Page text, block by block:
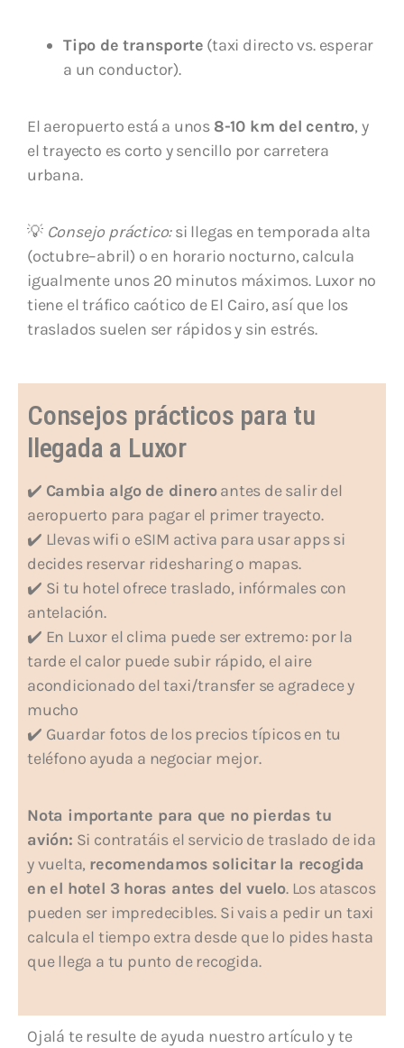
Tipo de transporte (taxi directo vs. esperar
a un conductor).
El aeropuerto está a unos 8-10 km del centro, y
el trayecto es corto y sencillo por carretera
urbana.
💡 Consejo práctico:si llegas en temporada alta
(octubre–abril) o en horario nocturno, calcula
igualmente unos 20 minutos máximos. Luxor no
tiene el tráfico caótico de El Cairo, así que los
traslados suelen ser rápidos y sin estrés.
Consejos prácticos para tu
llegada a Luxor
✔️ Cambia algo de dineroantes de salir del
aeropuerto para pagar el primer trayecto.
✔️ Llevas wifi o eSIM activa para usar apps si
decides reservar ridesharing o mapas.
✔️ Si tu hotel ofrece traslado, infórmales con
antelación.
✔️ En Luxor el clima puede ser extremo: por la
tarde el calor puede subir rápido, el aire
acondicionado del taxi/transfer se agradece y
mucho
✔️ Guardar fotos de los precios típicos en tu
teléfono ayuda a negociar mejor.
Nota importante para que no pierdas tu
avión: Si contratáis el servicio de traslado de ida
y vuelta, recomendamos solicitar la recogida
en el hotel 3 horas antes del vuelo. Los atascos
pueden ser impredecibles. Si vais a pedir un taxi
calcula el tiempo extra desde que lo pides hasta
que llega a tu punto de recogida.
Ojalá te resulte de ayuda nuestro artículo y te